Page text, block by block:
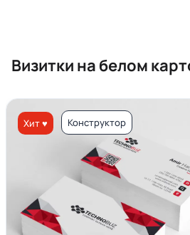
Визитки на белом
Хит ♥ Конструктор